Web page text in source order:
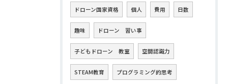
ドローン国家資格 個人 費用 日数
趣味 ドローン 習い事
子どもドローン 教室 空間認識力
STEAM教育 プログラミング的思考